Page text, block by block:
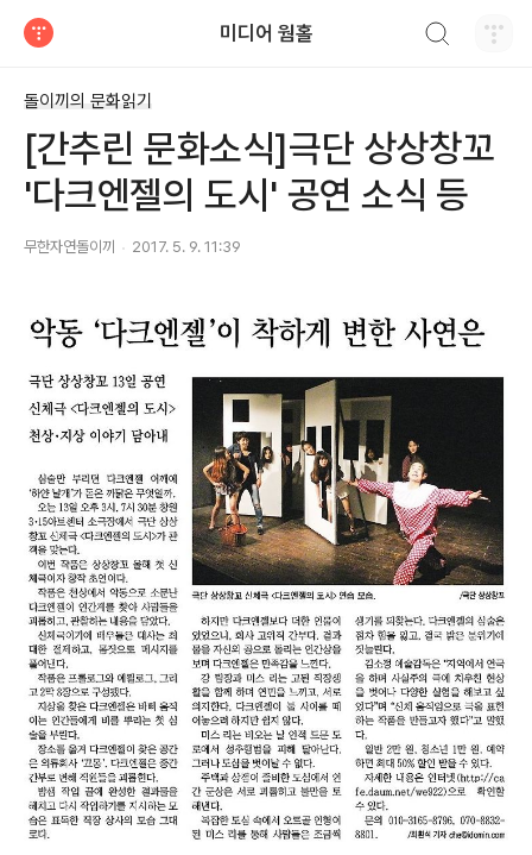
미디어 웜홀
돌이끼의 문화읽기
[간추린 문화소식]극단 상상창꼬
'다크엔젤의 도시' 공연 소식 등
무한자연돌이끼 2017. 5. 9. 11:39